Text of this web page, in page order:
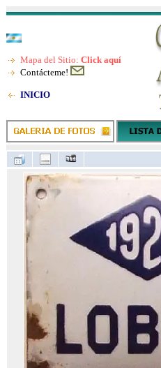
Mapa del Sitio: Click aquí
Contácteme!
INICIO